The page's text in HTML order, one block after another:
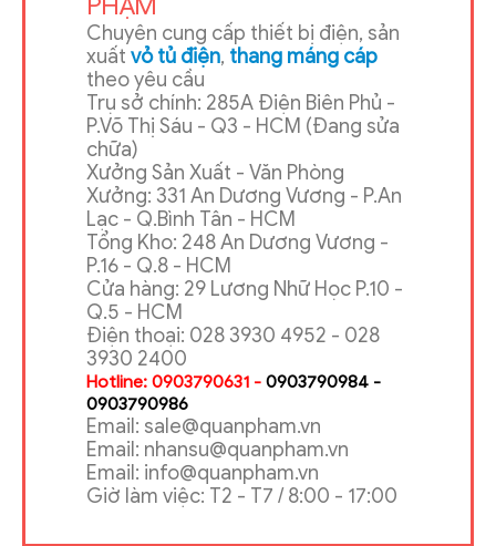
Chuyên cung cấp thiết bị điện, sản
xuất vỏ tủ điện, thang máng cáp
theo yêu cầu
Trụ sở chính: 285A Điện Biên Phủ -
P.Võ Thị Sáu - Q3 - HCM (Đang sửa
chữa)
Xưởng Sản Xuất - Văn Phòng
Xưởng: 331 An Dương Vương - P.An
Lạc - Q.Bình Tân - HCM
Tổng Kho: 248 An Dương Vương -
P.16 - Q.8 - HCM
Cửa hàng: 29 Lương Nhữ Học P.10 -
Q.5 - HCM
Điện thoại: 028 3930 4952 - 028
3930 2400
Hotline: 0903790631 - 0903790984 -
0903790986
Email: sale@quanpham.vn
Email: nhansu@quanpham.vn
Email: info@quanpham.vn
Giờ làm việc: T2 - T7 / 8:00 - 17:00